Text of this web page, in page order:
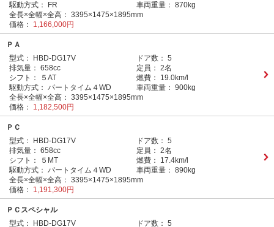
駆動方式：
FR 車両重量： 870kg
全長×全幅×全高： 3395×1475×1895mm
価格：
1,166,000円
ＰＡ
型式：
HBD-DG17V ドア数： 5
排気量： 658cc 定員： 2名
シフト：
５AT 燃費：
19.0km/l
駆動方式： パートタイム４WD 車両重量： 900kg
全長×全幅×全高： 3395×1475×1895mm
価格：
1,182,500円
ＰＣ
型式：
HBD-DG17V ドア数： 5
排気量： 658cc 定員： 2名
シフト：
５MT 燃費：
17.4km/l
駆動方式： パートタイム４WD 車両重量： 890kg
全長×全幅×全高： 3395×1475×1895mm
価格：
1,191,300円
ＰＣスペシャル
型式：
HBD-DG17V ドア数： 5